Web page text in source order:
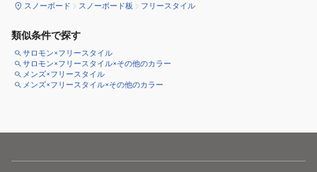
スノーボード スノーボード板 フリースタイル
類似条件で探す
サロモン×フリースタイル
サロモン×フリースタイル×その他のカラー
メンズ×フリースタイル
メンズ×フリースタイル×その他のカラー